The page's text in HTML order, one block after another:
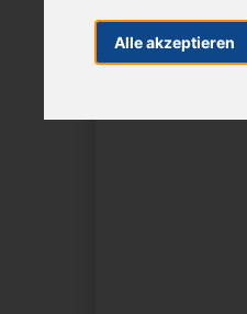
Alle akzeptieren
Unternehmen
Sie sind hier: Stative